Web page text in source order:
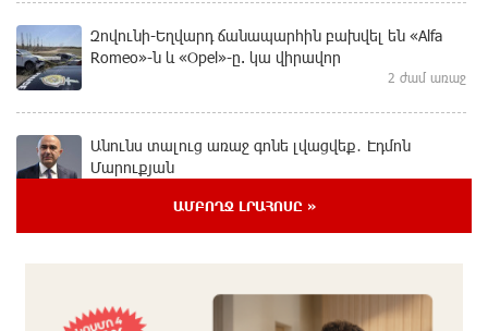
Զովունի-Եղվարդ ճանապարհին բախվել են «Alfa
Romeo»-ն և «Opel»-ը. կա վիրավոր
2 ժամ առաջ
Անունս տալուց առաջ գոնե լվացվեք․ Էդմոն
Մարուքյան
համար, քանի որ տեղ չկա, հերթափոխով հներին
ուղարկում են տնային կալանքի․ Անահիտ Ադամյան
ԱՄԲՈՂՋ ԼՐԱՀՈՍԸ »